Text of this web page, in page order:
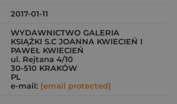
2017-01-11
WYDAWNICTWO GALERIA
KSIĄŻKI S.C JOANNA KWIECIEŃ I
PAWEŁ KWIECIEŃ
ul. Rejtana 4/10
30-510 KRAKÓW
PL
e-mail: [email protected]